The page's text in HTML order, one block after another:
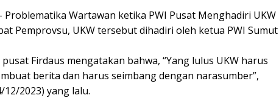
Problematika Wartawan ketika PWI Pusat Menghadiri UKW
Pemprovsu, UKW tersebut dihadiri oleh ketua PWI Sumut
Firdaus mengatakan bahwa, “Yang lulus UKW harus
berita dan harus seimbang dengan narasumber”,
2023) yang lalu.